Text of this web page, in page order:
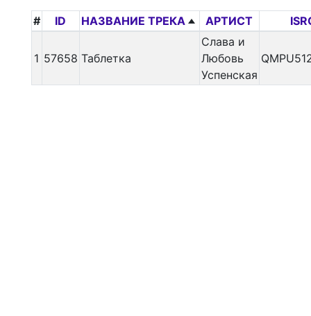
# ID НАЗВАНИЕ ТРЕКА АРТИСТ
1 57658 Таблетка
Слава и
Любовь
Успенская